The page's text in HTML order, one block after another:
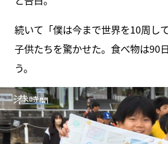
続いて「僕は今まで世界を10周し
子供たちを驚かせた。食べ物は90
う。